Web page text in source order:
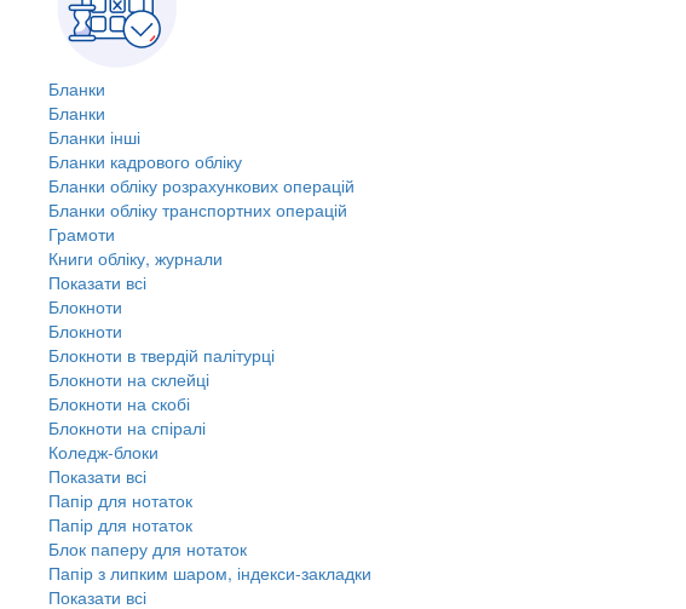
Бланки
Бланки
Бланки інші
Бланки кадрового обліку
Бланки обліку розрахункових операцій
Бланки обліку транспортних операцій
Грамоти
Книги обліку, журнали
Показати всі
Блокноти
Блокноти
Блокноти в твердій палітурці
Блокноти на склейці
Блокноти на скобі
Блокноти на спіралі
Коледж-блоки
Показати всі
Папір для нотаток
Папір для нотаток
Блок паперу для нотаток
Папір з липким шаром, індекси-закладки
Показати всі